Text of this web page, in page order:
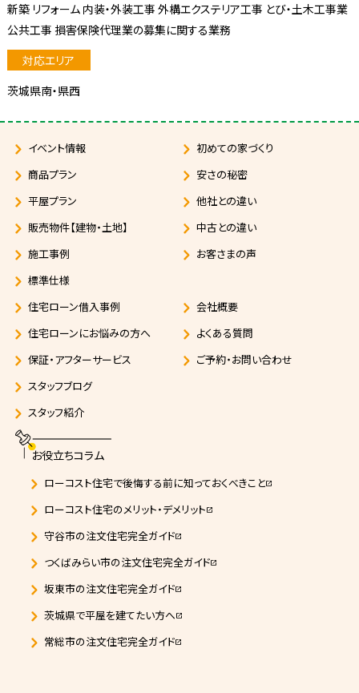
新築 リフォーム 内装・外装工事 外構エクステリア工事 とび・土木工事業
公共工事 損害保険代理業の募集に関する業務
茨城県南・県西
イベント情報
商品プラン
平屋プラン
販売物件【建物・土地】
施工事例
標準仕様
初めての家づくり
安さの秘密
他社との違い
中古との違い
お客さまの声
住宅ローン借入事例
住宅ローンにお悩みの方へ
保証・アフターサービス
スタッフブログ
スタッフ紹介
会社概要
よくある質問
ご予約・お問い合わせ
お役立ちコラム
ローコスト住宅で後悔する前に知っておくべきことopen_in_new
ローコスト住宅のメリット・デメリットopen_in_new
守谷市の注文住宅完全ガイドopen_in_new
つくばみらい市の注文住宅完全ガイドopen_in_new
坂東市の注文住宅完全ガイドopen_in_new
茨城県で平屋を建てたい方へopen_in_new
常総市の注文住宅完全ガイドopen_in_new